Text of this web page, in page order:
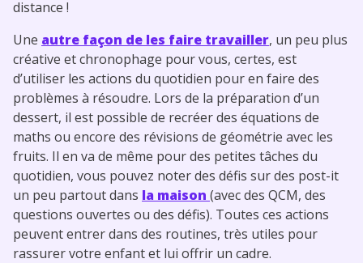
distance !
Une autre façon de les faire travailler, un peu plus
créative et chronophage pour vous, certes, est
d’utiliser les actions du quotidien pour en faire des
problèmes à résoudre. Lors de la préparation d’un
dessert, il est possible de recréer des équations de
maths ou encore des révisions de géométrie avec les
fruits. Il en va de même pour des petites tâches du
quotidien, vous pouvez noter des défis sur des post-it
un peu partout dans la maison (avec des QCM, des
questions ouvertes ou des défis). Toutes ces actions
peuvent entrer dans des routines, très utiles pour
rassurer votre enfant et lui offrir un cadre.